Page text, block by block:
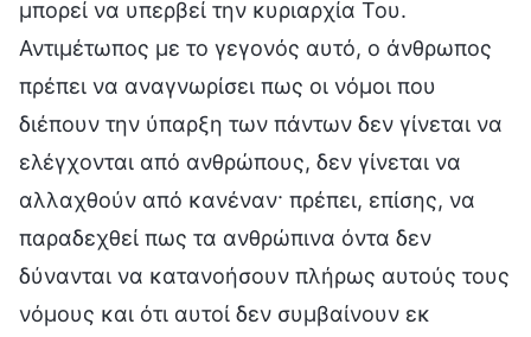
μπορεί να υπερβεί την κυριαρχία Του.
Αντιμέτωπος με το γεγονός αυτό, ο άνθρωπος
πρέπει να αναγνωρίσει πως οι νόμοι που
διέπουν την ύπαρξη των πάντων δεν γίνεται να
ελέγχονται από ανθρώπους, δεν γίνεται να
αλλαχθούν από κανέναν· πρέπει, επίσης, να
παραδεχθεί πως τα ανθρώπινα όντα δεν
δύνανται να κατανοήσουν πλήρως αυτούς τους
νόμους και ότι αυτοί δεν συμβαίνουν εκ